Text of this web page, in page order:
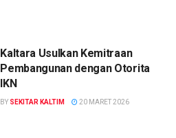
Kaltara Usulkan Kemitraan
Pembangunan dengan Otorita
IKN
BY SEKITAR KALTIM 20 MARET 2026